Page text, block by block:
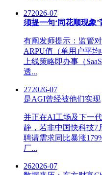
272026-07
须提一句‘同花顺现象
有阐发师提示：监管
ARPU值（单用户平
上线策略即办事（
透...
272026-07
是AGI曾经被他们实现
并正在AI工场及下一
静，若非中国快科技7
聘请需求同比暴涨
厂...
262026-07